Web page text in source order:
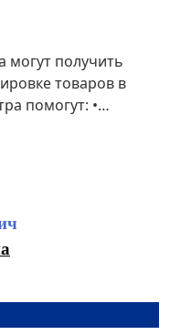
могут получить
товаров в
помогут: •…